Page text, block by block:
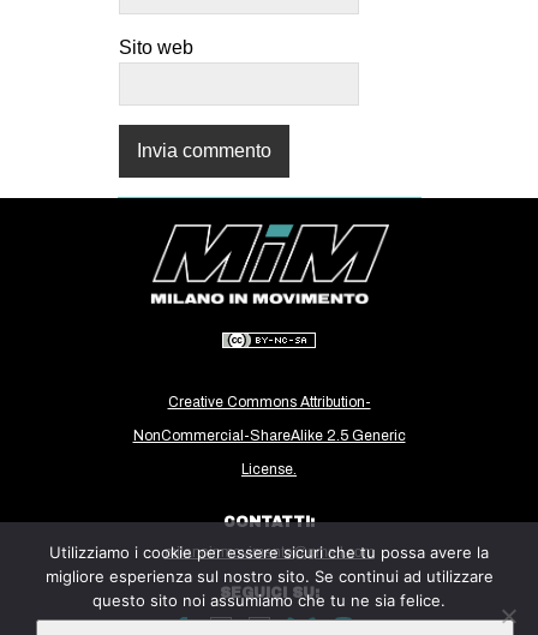
Sito web
Creative Commons Attribution-
NonCommercial-ShareAlike 2.5 Generic
License.
CONTATTI:
milanoinmovimento@gmail.com
SEGUICI SU:
Utilizziamo i cookie per essere sicuri che tu possa avere la
migliore esperienza sul nostro sito. Se continui ad utilizzare
questo sito noi assumiamo che tu ne sia felice.